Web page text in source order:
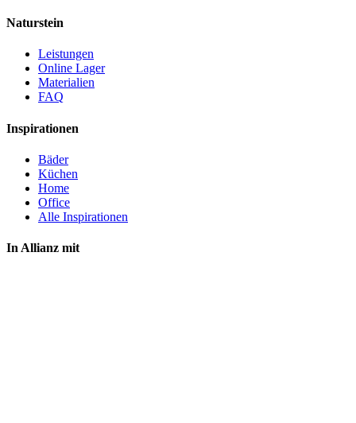
Naturstein
Leistungen
Online Lager
Materialien
FAQ
Inspirationen
Bäder
Küchen
Home
Office
Alle Inspirationen
In Allianz mit